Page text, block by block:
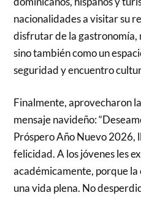
nacionalidades a visitar su
disfrutar de la gastronomía,
sino también como un
seguridad y encuentro
Finalmente, aprovecharon
mensaje navideño:
Próspero Año Nuevo 2026,
felicidad. A los jóvenes les
académicamente, porque
una vida plena. No